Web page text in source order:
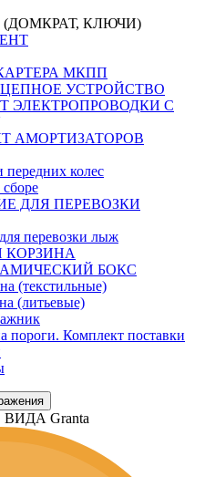
(ДОМКРАТ, КЛЮЧИ)
МКПП
УСТРОЙСТВО
ЭЛЕКТРОПРОВОДКИ С
АМОРТИЗАТОРОВ
передних колес
ДЛЯ ПЕРЕВОЗКИ
перевозки лыж
КОРЗИНА
БОКС
(текстильные)
(литьевые)
пороги. Комплект поставки